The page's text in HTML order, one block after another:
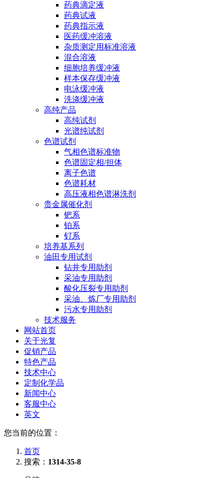
药典滴定液
药典试液
药典指示液
医药缓冲溶液
杂质测定用标准溶液
混合溶液
细胞培养缓冲液
样本保存缓冲液
电泳缓冲液
洗涤缓冲液
高纯产品
高纯试剂
光谱纯试剂
色谱试剂
气相色谱标准物
色谱固定相/担体
离子色谱
色谱耗材
高压液相色谱淋洗剂
贵金属催化剂
钯系
铂系
钌系
培养基系列
油田专用试剂
钻井专用助剂
采油专用助剂
酸化压裂专用助剂
采油、炼厂专用助剂
污水专用助剂
技术服务
网站首页
关于光复
促销产品
特色产品
技术中心
定制化学品
新闻中心
客服中心
英文
您当前的位置：
首页
搜索： 1314-35-8